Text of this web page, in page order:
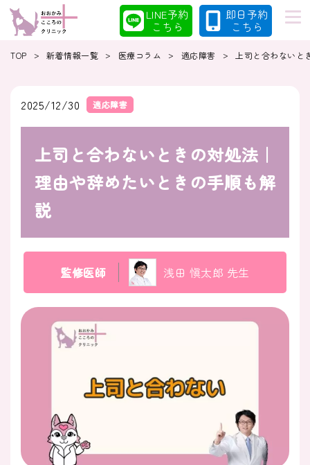
LINE予約
こちら
即日予約
こちら
初めての方へ
クリニック
医師紹介
採用情報
即日
TOP > 新着情報一覧 > 医療コラム > 適応障害 > 上司と合わない
2025/12/30 適応障害
上司と合わないときの対処法｜
理由や辞めたいときの手順も解
説
監修医師 浅田 愼太郎 先生